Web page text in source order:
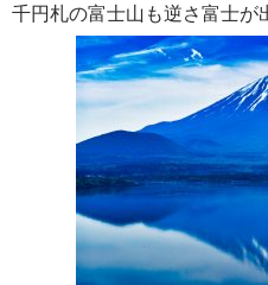
千円札の富士山も逆さ富士が